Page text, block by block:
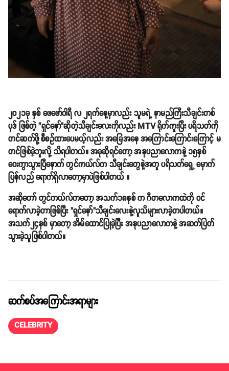
၂၀၂၁ခု နှစ် ဖေဖော်ဝါရီ လ ၂ရက်နေ့မှာလည်း သူမရဲ့ နာမည်ကြီးသီချင်းတစ်
ပုဒ် ဖြစ်တဲ့ "ရှင်နော်"ဆိုတဲ့သီချင်းလေးကိုလည်း MTV ရိုက်ကူးပြီး ပရိသတ်ကို
တင်ဆက်ဖို့ စီစဥ်ထားပေမယ့်လည်း အခြေအနေ အကြောင်းကြောင်းကြောင့် မ
တင်ဖြစ်ခဲ့ဘူးလို့ သိရပါတယ်။ အခုဆိုရင်တော့ အနုပညာလောကနဲ့ ၁၅နှစ်
ဝေးကွာသွားပြီနောက် တွင်ကယ်လ်က သီချင်းတွေနဲ့အတူ ပရိသတ်ရှေ့ မှောက်
ပြန်လည် ရောက်ရှိလာတော့မှာပဲဖြစ်ပါတယ် ။
အဆိုတော် တွင်ကယ်လ်ကတော့ အသက်၁၈နှစ် က ဂီတလောကထဲကို ဝင်
ရောက်လာခဲ့တာဖြစ်ပြီး "ရှင်နော်"သီချင်းလေးနဲ့လူသိများလာခဲ့တပါတယ်။
အသက်၂၄နှစ် မှာတော့ အိမ်ထောင်ပြုခဲ့ပြီး အနုပညာလောကနဲ့ အဆက်ပြတ်
သွားခဲ့သူဖြစ်ပါတယ်။
ဆက်စပ်အကြောင်းအရာများ
CELEBRITY